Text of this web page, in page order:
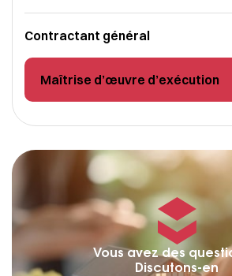
Contractant général
Maîtrise d’œuvre d’exécution
Vous avez des
Discutons-en